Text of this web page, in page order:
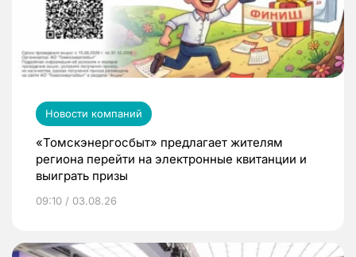
Новости компаний
«Томскэнергосбыт» предлагает жителям
региона перейти на электронные квитанции и
выиграть призы
09:10 / 03.08.26